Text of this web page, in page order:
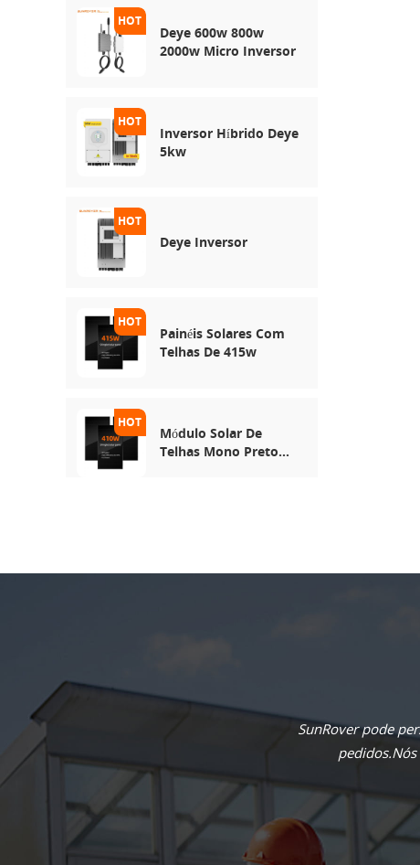
Deye 600w 800w
2000w Micro Inversor
Inversor Híbrido Deye
5kw
Deye Inversor
Painéis Solares Com
Telhas De 415w
Módulo Solar De
Telhas Mono Preto
SunRover pode